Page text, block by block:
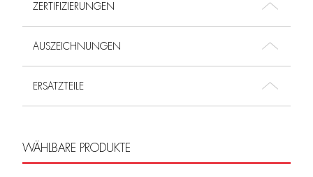
ZERTIFIZIERUNGEN
AUSZEICHNUNGEN
ERSATZTEILE
WÄHLBARE PRODUKTE